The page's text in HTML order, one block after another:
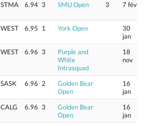
STMA 6.94 3 SMU Open 3 7 fév
WEST 6.95 1 York Open
30
jan
WEST 6.96 3
Purple and
White
Intrasquad
18
nov
SASK 6.96 2
Golden Bear
Open
16
jan
CALG 6.96 3
Golden Bear
Open
16
jan